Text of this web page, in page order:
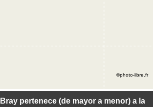
pertenece (de mayor a menor) a la
©photo-libre.fr